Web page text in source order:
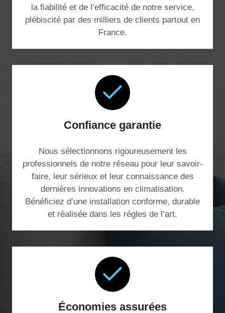
la fiabilité et de l’efficacité de notre service,
plébiscité par des milliers de clients partout en
France.
Confiance garantie
Nous sélectionnons rigoureusement les
professionnels de notre réseau pour leur savoir-
faire, leur sérieux et leur connaissance des
dernières innovations en climatisation.
Bénéficiez d’une installation conforme, durable
et réalisée dans les règles de l’art.
Économies assurées